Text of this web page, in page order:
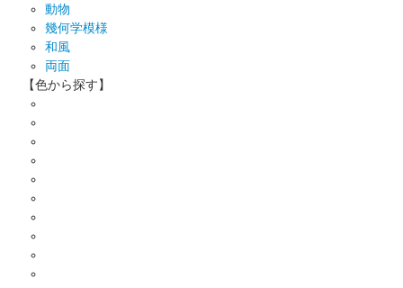
動物
幾何学模様
和風
両面
【色から探す】